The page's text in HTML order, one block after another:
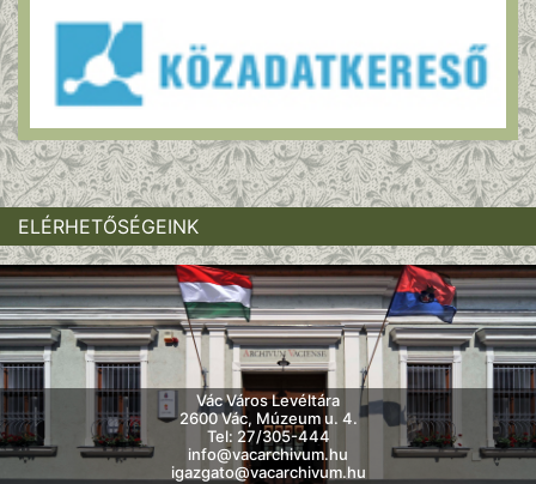
ELÉRHETŐSÉGEINK
Vác Város Levéltára
2600 Vác, Múzeum u. 4.
Tel: 27/305-444
info@vacarchivum.hu
igazgato@vacarchivum.hu